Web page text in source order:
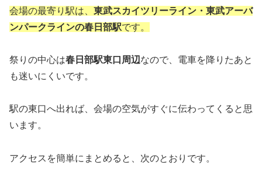
会場の最寄り駅は、 東武スカイツリーライン・東武アーバ
ンパークラインの春日部駅です。
祭りの中心は春日部駅東口周辺なので、電車を降りたあと
も迷いにくいです。
駅の東口へ出れば、会場の空気がすぐに伝わってくると思
います。
アクセスを簡単にまとめると、次のとおりです。